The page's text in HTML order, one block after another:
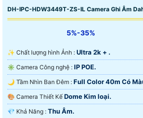
DH-IPC-HDW3449T-ZS-IL Camera Ghi Âm
5%-35%
✨ Chất lượng hình Ảnh : Ultra 2k + .
✳️ Camera Công nghệ : IP POE.
🌙 Tầm Nhìn Ban Đêm : Full Color 40m Có
🎨 Camera Thiết Kế Dome Kim loại.
️💎 Khả Năng : Thu Âm.